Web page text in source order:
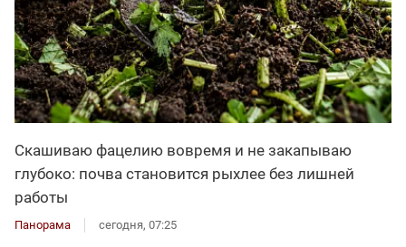
Скашиваю фацелию вовремя и не закапываю
глубоко: почва становится рыхлее без лишней
работы
Панорама сегодня, 07:25